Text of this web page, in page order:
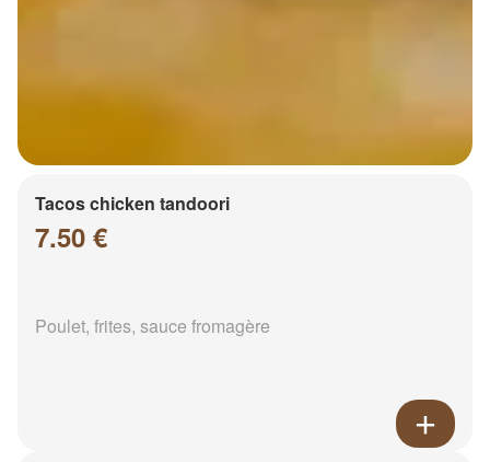
Tacos chicken tandoori
7.50 €
Poulet, frites, sauce fromagère